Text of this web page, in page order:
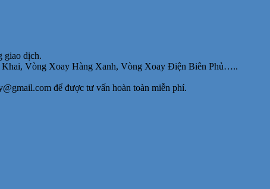
giao dịch.
Khai, Vòng Xoay Hàng Xanh, Vòng Xoay Điện Biên Phủ…..
để được tư vấn hoàn toàn miễn phí.